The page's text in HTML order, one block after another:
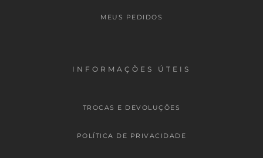
MEUS PEDIDOS
INFORMAÇÕES ÚTEIS
TROCAS E DEVOLUÇÕES
POLÍTICA DE PRIVACIDADE